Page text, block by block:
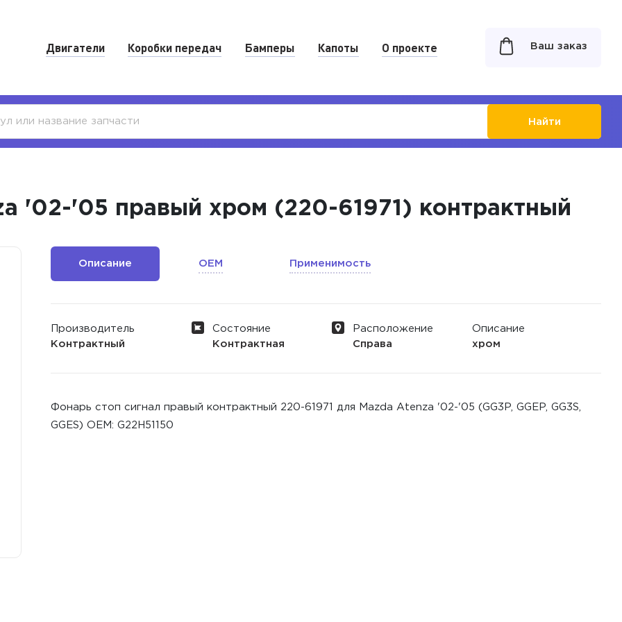
Двигатели Коробки передач Бамперы Капоты О проекте Ваш заказ
Найти
'02-'05 правый хром (220-61971) контрактный
Описание OEM Применимость
Производитель
Контрактный
Состояние
Контрактная
Расположение
Справа
Описание
хром
Фонарь стоп сигнал правый контрактный 220-61971 для Mazda Atenza '02-'05 (GG3P, GGEP, GG3S,
GGES) ОЕМ: G22H51150